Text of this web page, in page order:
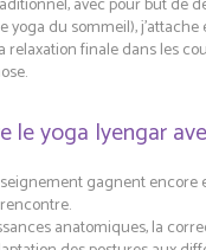
avec pour but de
yoga du sommeil),
relaxation finale dans les
le yoga Iyengar
gagnent encore
anatomiques, la